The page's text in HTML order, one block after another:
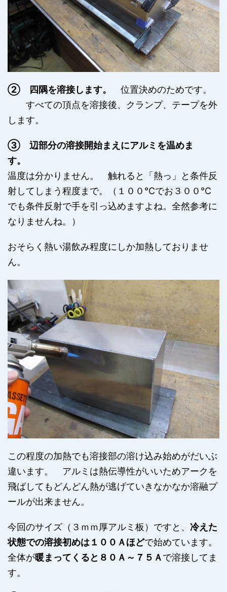
② 四隅を溶接します。
位置決めのためです。
すべての頂点を溶接後、クランプ、テープを外
します。
③ 辺部分の溶接開始まえにアルミを温めま
す。
温度は分かりません。 触れると「熱っ」と条件反
射してしまう程度まで。（１００℃でお３００℃
でも条件反射で手を引っ込めますよね。全然参考に
なりませんね。）
おそらく熱い湯飲み程度にしか加熱しておりませ
ん。
この程度の加熱でも溶接部の溶け込み始めがだいぶ
違います。 アルミは熱伝導性がいいためアークを
飛ばしてもどんどん熱が逃げていきなかなか溶融プ
ールが出来ません。
今回のサイズ（３ｍｍ厚アルミ板）ですと、 冷えた
状態での溶接初めは１００Ａほどで始めています。
全体が暖まってくると８０Ａ～７５Ａで溶接してま
す。